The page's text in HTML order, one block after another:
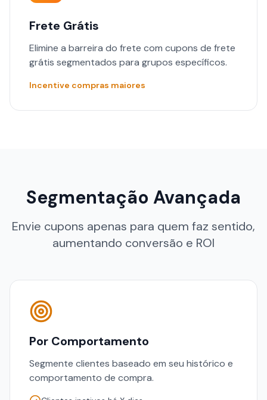
Frete Grátis
Elimine a barreira do frete com cupons de frete
grátis segmentados para grupos específicos.
Incentive compras maiores
Segmentação Avançada
Envie cupons apenas para quem faz sentido,
aumentando conversão e ROI
Por Comportamento
Segmente clientes baseado em seu histórico e
comportamento de compra.